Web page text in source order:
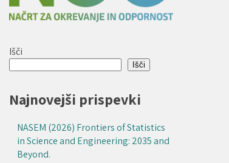
Išči
Išči
Najnovejši prispevki
NASEM (2026) Frontiers of Statistics
in Science and Engineering: 2035 and
Beyond.